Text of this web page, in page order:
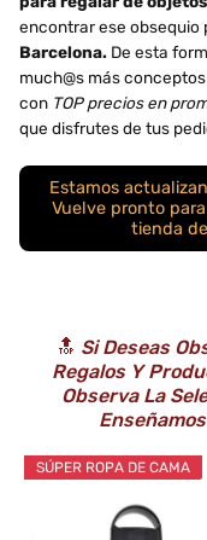
encontrar ese obsequio
Barcelona. De esta
much@s más
con TOP precios en
que disfrutes de tus
Estamos
Vuelve pronto
tienda
🔝 Si Deseas
Regalos Y
Observa La
SÚPER ROPA DE CAMA